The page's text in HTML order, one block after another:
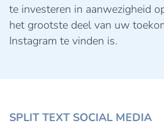
te investeren in aanwezigheid
het grootste deel van uw
Instagram te vinden is.
SPLIT TEXT SOCIAL MEDIA